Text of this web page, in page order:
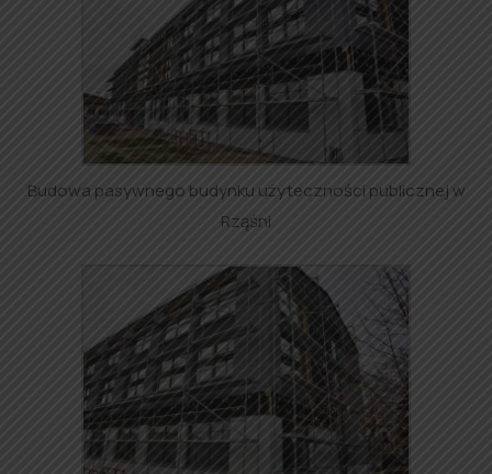
Budowa pasywnego budynku użyteczności publicznej w
Rząśni